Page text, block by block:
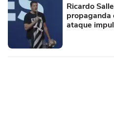
Ricardo
propaganda
ataque